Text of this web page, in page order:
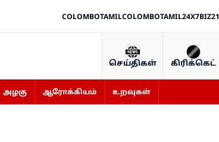
COLOMBOTAMILCOLOMBOTAMIL24X7BIZ21
செய்திகள் கிரிக்கெட்
அழகு ஆரோக்கியம் உறவுகள்